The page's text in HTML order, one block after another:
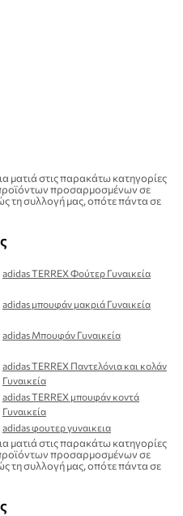
ματιά στις παρακάτω κατηγορίες
προϊόντων προσαρμοσμένων σε
τη συλλογή μας, οπότε πάντα σε
adidas TERREX Φούτερ Γυναικεία
adidas μπουφάν μακριά Γυναικεία
adidas Μπουφάν Γυναικεία
adidas TERREX Παντελόνια και κολάν
Γυναικεία
adidas TERREX μπουφάν κοντά
Γυναικεία
adidas φουτερ γυναικεια
ματιά στις παρακάτω κατηγορίες
προϊόντων προσαρμοσμένων σε
τη συλλογή μας, οπότε πάντα σε